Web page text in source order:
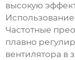
высокую
Частотные
плавно
вентилятора в